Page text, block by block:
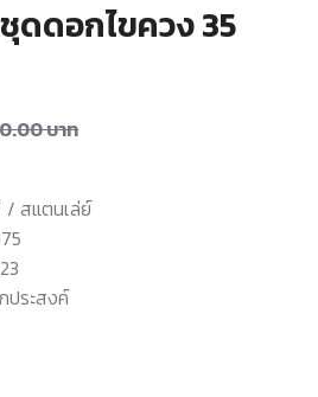
ดดอกไขควง 35
บาท
/ สแตนเล่ย์
ประสงค์